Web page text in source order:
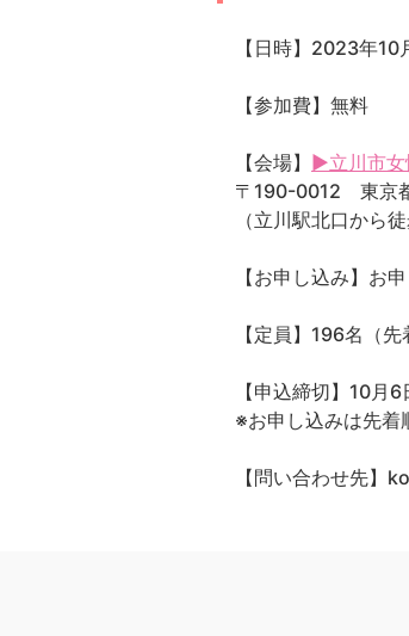
【日時】2023年
【参加費】無料
【会場】 ▶立川市女
〒190-0012 東京
（立川駅北口から徒
【お申し込み】お
【定員】196名（先
【申込締切】10月
※お申し込みは先着
【問い合わせ先】